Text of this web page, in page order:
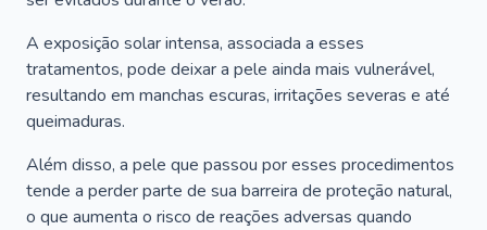
A exposição solar intensa, associada a esses
tratamentos, pode deixar a pele ainda mais vulnerável,
resultando em manchas escuras, irritações severas e até
queimaduras.
Além disso, a pele que passou por esses procedimentos
tende a perder parte de sua barreira de proteção natural,
o que aumenta o risco de reações adversas quando